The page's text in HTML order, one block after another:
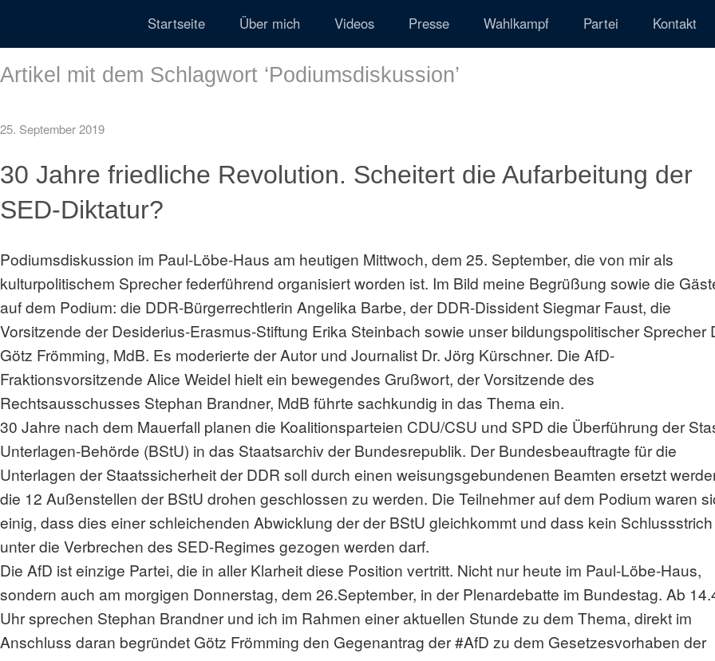
Startseite Über mich Videos Presse Wahlkampf Partei Kontakt
Artikel mit dem Schlagwort ‘Podiumsdiskussion’
25. September 2019
30 Jahre friedliche Revolution. Scheitert die Aufarbeitung der
SED-Diktatur?
Podiumsdiskussion im Paul-Löbe-Haus am heutigen Mittwoch, dem 25. September, die von mir als
kulturpolitischem Sprecher federführend organisiert worden ist. Im Bild meine Begrüßung sowie die
auf dem Podium: die DDR-Bürgerrechtlerin Angelika Barbe, der DDR-Dissident Siegmar Faust, die
Vorsitzende der Desiderius-Erasmus-Stiftung Erika Steinbach sowie unser bildungspolitischer Sprecher
Götz Frömming, MdB. Es moderierte der Autor und Journalist Dr. Jörg Kürschner. Die AfD-
Fraktionsvorsitzende Alice Weidel hielt ein bewegendes Grußwort, der Vorsitzende des
Rechtsausschusses Stephan Brandner, MdB führte sachkundig in das Thema ein.
30 Jahre nach dem Mauerfall planen die Koalitionsparteien CDU/CSU und SPD die Überführung der
Unterlagen-Behörde (BStU) in das Staatsarchiv der Bundesrepublik. Der Bundesbeauftragte für die
Unterlagen der Staatssicherheit der DDR soll durch einen weisungsgebundenen Beamten ersetzt
die 12 Außenstellen der BStU drohen geschlossen zu werden. Die Teilnehmer auf dem Podium waren
einig, dass dies einer schleichenden Abwicklung der der BStU gleichkommt und dass kein Schlussstrich
unter die Verbrechen des SED-Regimes gezogen werden darf.
Die AfD ist einzige Partei, die in aller Klarheit diese Position vertritt. Nicht nur heute im Paul-Löbe-Haus,
sondern auch am morgigen Donnerstag, dem 26.September, in der Plenardebatte im Bundestag. Ab
Uhr sprechen Stephan Brandner und ich im Rahmen einer aktuellen Stunde zu dem Thema, direkt im
Anschluss daran begründet Götz Frömming den Gegenantrag der #AfD zu dem Gesetzesvorhaben der